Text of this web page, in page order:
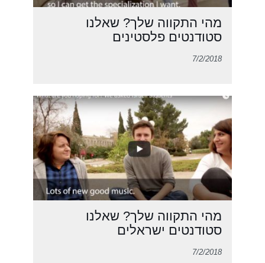
מהי התקווה שלך? שאלנו
סטודנטים פלסטינים
7/2/2018
מהי התקווה שלך? שאלנו
סטודנטים ישראלים
7/2/2018